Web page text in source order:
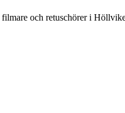
och retuschörer i